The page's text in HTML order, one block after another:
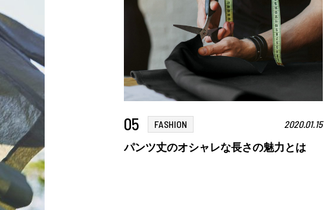
05 FASHION 2020.01.15
パンツ丈のオシャレな長さの魅力とは